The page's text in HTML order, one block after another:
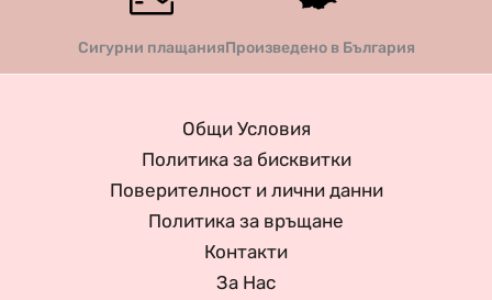
Сигурни плащанияПроизведено в България
Общи Условия
Политика за бисквитки
Поверителност и лични данни
Политика за връщане
Контакти
За Нас